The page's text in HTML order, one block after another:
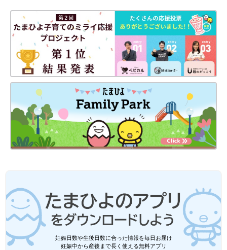
保活をくぐりぬけて、ドキドキの入園、そして長い保育園生活も
もう終わりですね。子どもにとってもすっかり第２の我が家のよ
うになった保育園ですから、最後まで気持ちよく通いたいもので
す。公立保育園の場合、異動などで4月以降にあいさつに行って
も、会えなくなる先生もいるので、お礼など話をしておきたいと
いう人は早めにしておくことがおすすめです。
（取材・文／bizmom編集部 橋本真理子／メディア・ビュー）
参考文献
初回公開日 2017/8/15
●記事の内容は記事執筆当時の情報であり、現在と異なる場合が
あります。
育児中におススメのアプリ
妊娠日数や生後日数に合った情報を毎日お届け
妊娠中から産後まで長く使える無料アプリ